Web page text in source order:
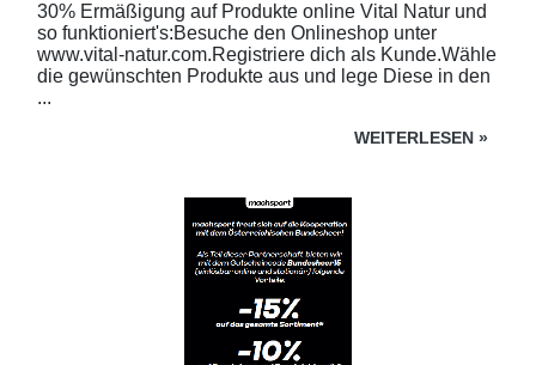
30% Ermäßigung auf Produkte online Vital Natur und
so funktioniert's:Besuche den Onlineshop unter
www.vital-natur.com.Registriere dich als Kunde.Wähle
die gewünschten Produkte aus und lege Diese in den
...
WEITERLESEN »